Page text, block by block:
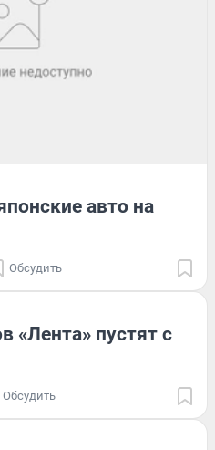
авто на
Обсудить
«Лента» пустят с
Обсудить